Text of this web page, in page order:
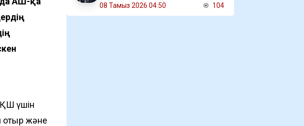
үшін
отыр және
08 Тамыз 2026 04:50 104